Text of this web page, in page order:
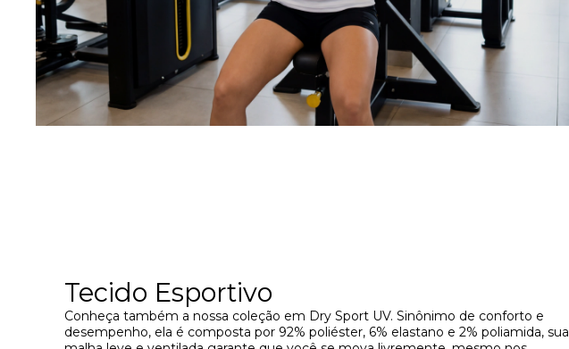
Tecido Esportivo
Conheça também a nossa coleção em Dry Sport UV. Sinônimo de conforto e
desempenho, ela é composta por 92% poliéster, 6% elastano e 2% poliamida, sua